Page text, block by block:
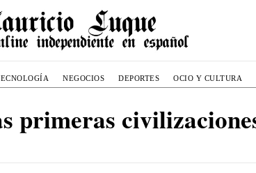
NEGOCIOS DEPORTES OCIO Y CULTURA
primeras